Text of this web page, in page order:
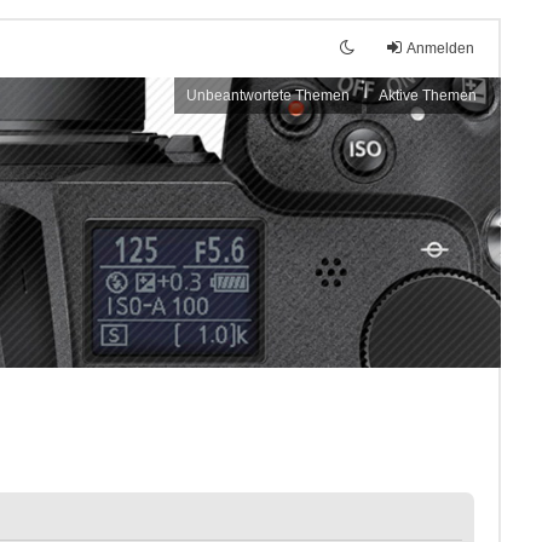
Anmelden
Unbeantwortete Themen Aktive Themen